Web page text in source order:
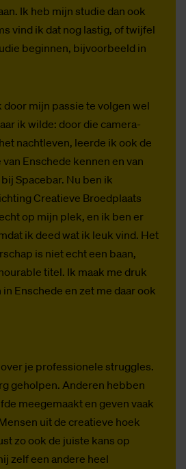
Ik heb mijn studie dan ook
vind ik dat nog lastig, of twijfel
beginnen, bijvoorbeeld in
mijn passie te volgen wel
ik wilde: door die camera-
nachtleven, leerde ik ook de
Enschede kennen en van
Spacebar. Nu ben ik
Creatieve Broedplaats
op mijn plek, en ik ben er
ik deed wat ik leuk vind. Het
is niet echt een baan,
titel. Ik maak me druk
Enschede en zet me daar ook
je professionele struggles.
geholpen. Anderen hebben
meegemaakt en geven vaak
uit de creatieve hoek
zo ook de juiste kans op
zelf een andere heel